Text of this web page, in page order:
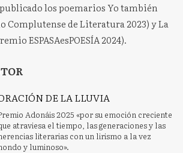
los poemarios Yo también
Complutense de Literatura 2023) y La
ESPASAesPOESÍA 2024).
DE LA LLUVIA
Adonáis 2025 «por su emoción creciente
atraviesa el tiempo, las generaciones y las
literarias con un lirismo a la vez
y luminoso».